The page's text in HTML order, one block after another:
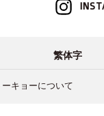
ーキョーについて